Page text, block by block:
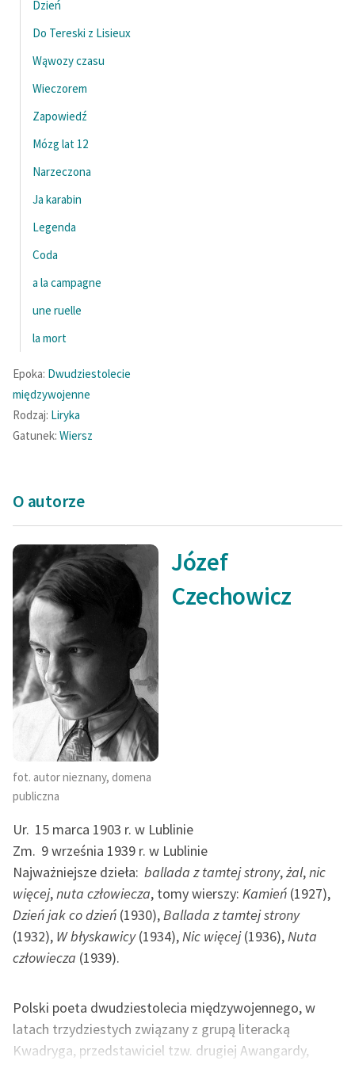
twórców przechodzących
do domeny publicznej,
lektur szkolnych oraz
Starego Testamentu
Lektur
Kontakt
O projekcie
Zespół
Zasady wykorzystania
Wolnych Lektur
Materiały promocyjne
Regulamin biblioteki
Dane fundacji i
sprawozdania finansowe
Regulamin darowizn
Informacja o treściach
wrażliwych
Deklaracja dostępności
Dzień
Do Tereski z Lisieux
Wąwozy czasu
Wieczorem
Zapowiedź
Mózg lat 12
Narzeczona
Ja karabin
Legenda
Coda
a la campagne
une ruelle
la mort
Epoka: Dwudziestolecie
międzywojenne
Rodzaj: Liryka
Gatunek: Wiersz
O autorze
fot. autor nieznany, domena
publiczna
Józef
Czechowicz
Ur. 15 marca 1903 r. w Lublinie
Zm. 9 września 1939 r. w Lublinie
Najważniejsze dzieła: ballada z tamtej strony,żal,nic
więcej,nuta człowiecza, tomy wierszy: Kamień (1927),
Dzień jak co dzień (1930),Ballada z tamtej strony
(1932), W błyskawicy(1934),Nic więcej(1936),Nuta
człowiecza (1939).
Polski poeta dwudziestolecia międzywojennego, w
latach trzydziestych związany z grupą literacką
Kwadryga, przedstawiciel tzw. drugiej Awangardy,